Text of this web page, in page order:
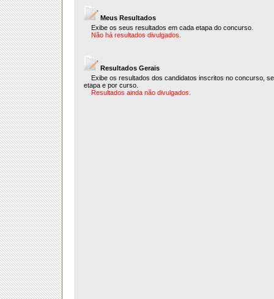
Meus Resultados
Exibe os seus resultados em cada etapa do concurso.
Não há resultados divulgados.
Resultados Gerais
Exibe os resultados dos candidatos inscritos no concurso,
etapa e por curso.
Resultados ainda não divulgados.